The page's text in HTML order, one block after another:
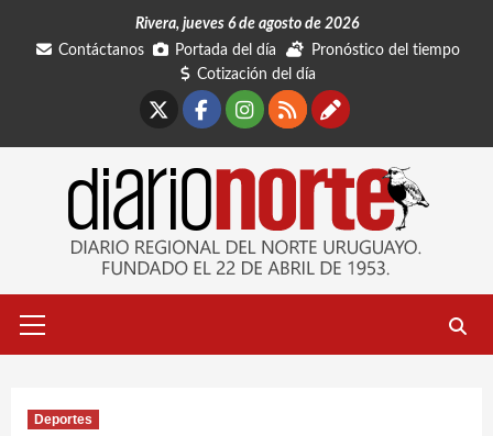
Rivera, jueves 6 de agosto de 2026
Contáctanos
Portada del día
Pronóstico del tiempo
Cotización del día
Facebook
Instagram
RSSContáctanos
primario
Deportes